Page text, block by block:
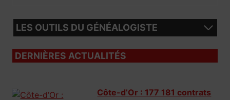
LES OUTILS DU GÉNÉALOGISTE
DERNIÈRES ACTUALITÉS
Côte-d’Or : 177 181 contrats